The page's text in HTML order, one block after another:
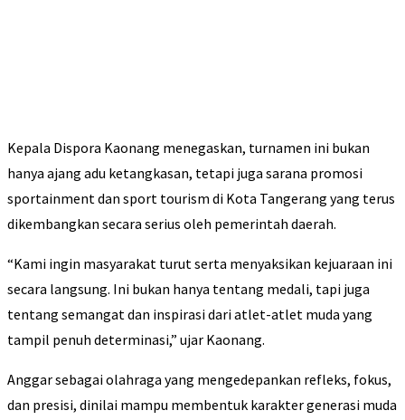
Kepala Dispora Kaonang menegaskan, turnamen ini bukan
hanya ajang adu ketangkasan, tetapi juga sarana promosi
sportainment dan sport tourism di Kota Tangerang yang terus
dikembangkan secara serius oleh pemerintah daerah.
“Kami ingin masyarakat turut serta menyaksikan kejuaraan ini
secara langsung. Ini bukan hanya tentang medali, tapi juga
tentang semangat dan inspirasi dari atlet-atlet muda yang
tampil penuh determinasi,” ujar Kaonang.
Anggar sebagai olahraga yang mengedepankan refleks, fokus,
dan presisi, dinilai mampu membentuk karakter generasi muda